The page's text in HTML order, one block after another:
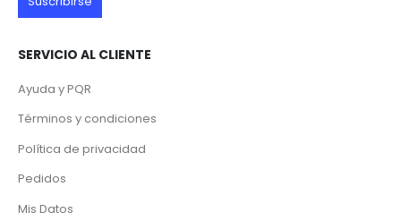
SERVICIO AL CLIENTE
Ayuda y PQR
Términos y condiciones
Política de privacidad
Pedidos
Mis Datos